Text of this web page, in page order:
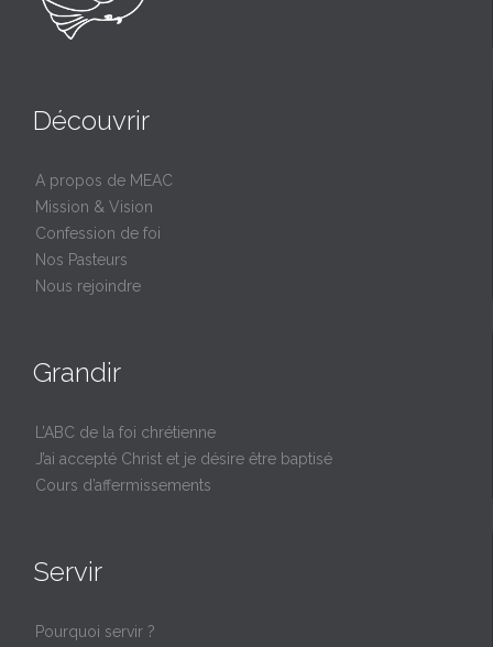
Découvrir
A propos de MEAC
Mission & Vision
Confession de foi
Nos Pasteurs
Nous rejoindre
Grandir
L’ABC de la foi chrétienne
J’ai accepté Christ et je désire être baptisé
Cours d’affermissements
Servir
Pourquoi servir ?